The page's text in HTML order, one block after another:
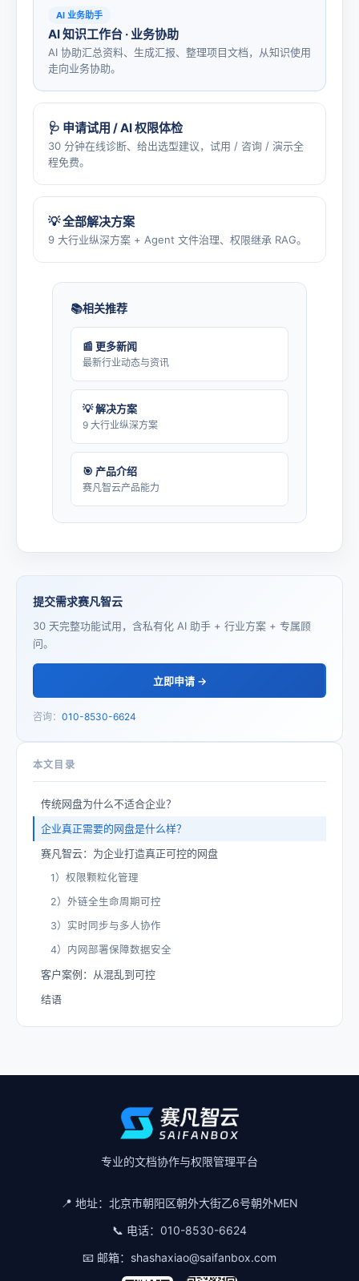
AI 业务助手
AI 知识工作台 · 业务协助
AI 协助汇总资料、生成汇报、整理项目文档，从知识使用
走向业务协助。
🩺 申请试用 / AI 权限体检
30 分钟在线诊断、给出选型建议，试用 / 咨询 / 演示全
程免费。
💡 全部解决方案
9 大行业纵深方案 + Agent 文件治理、权限继承 RAG。
相关推荐
📰 更多新闻
最新行业动态与资讯
💡 解决方案
9 大行业纵深方案
🎯 产品介绍
赛凡智云产品能力
提交需求赛凡智云
30 天完整功能试用，含私有化 AI 助手 + 行业方案 + 专属顾
问。
立即申请 →
咨询： 010-8530-6624
本文目录
传统网盘为什么不适合企业？
企业真正需要的网盘是什么样？
赛凡智云：为企业打造真正可控的网盘
1）权限颗粒化管理
2）外链全生命周期可控
3）实时同步与多人协作
4）内网部署保障数据安全
客户案例：从混乱到可控
结语
专业的文档协作与权限管理平台
📍 地址： 北京市朝阳区朝外大街乙6号朝外MEN
📞 电话： 010-8530-6624
📧 邮箱： shashaxiao@saifanbox.com